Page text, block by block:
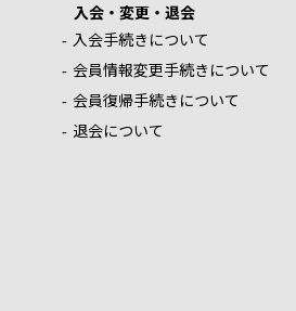
入会・変更・退会
入会手続きについて
会員情報変更手続きについて
会員復帰手続きについて
退会について